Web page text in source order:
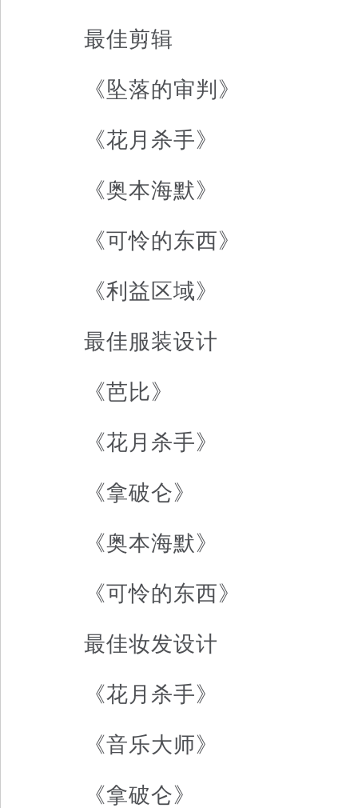
最佳剪辑
《坠落的审判》
《花月杀手》
《奥本海默》
《可怜的东西》
《利益区域》
最佳服装设计
《芭比》
《花月杀手》
《拿破仑》
《奥本海默》
《可怜的东西》
最佳妆发设计
《花月杀手》
《音乐大师》
《拿破仑》